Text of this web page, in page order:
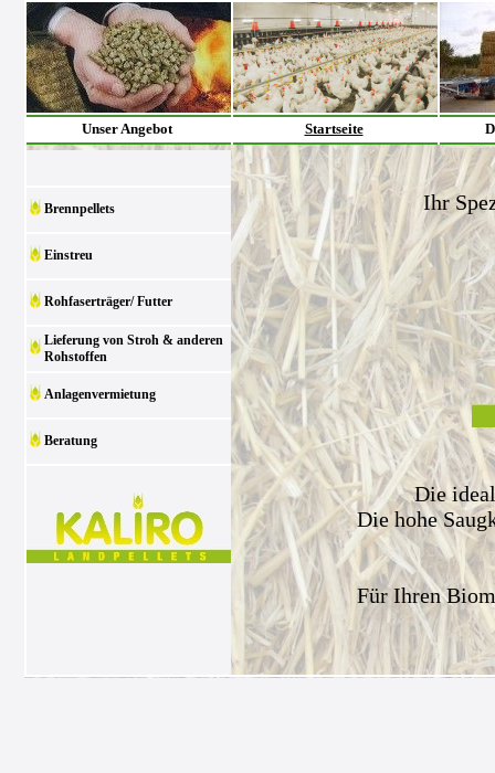
Unser Angebot Startseite
Brennpellets
Einstreu
Rohfaserträger/ Futter
Lieferung von Stroh & anderen
Rohstoffen
Anlagenvermietung
Beratung
Ihr
Die
Die hohe
Für Ihren